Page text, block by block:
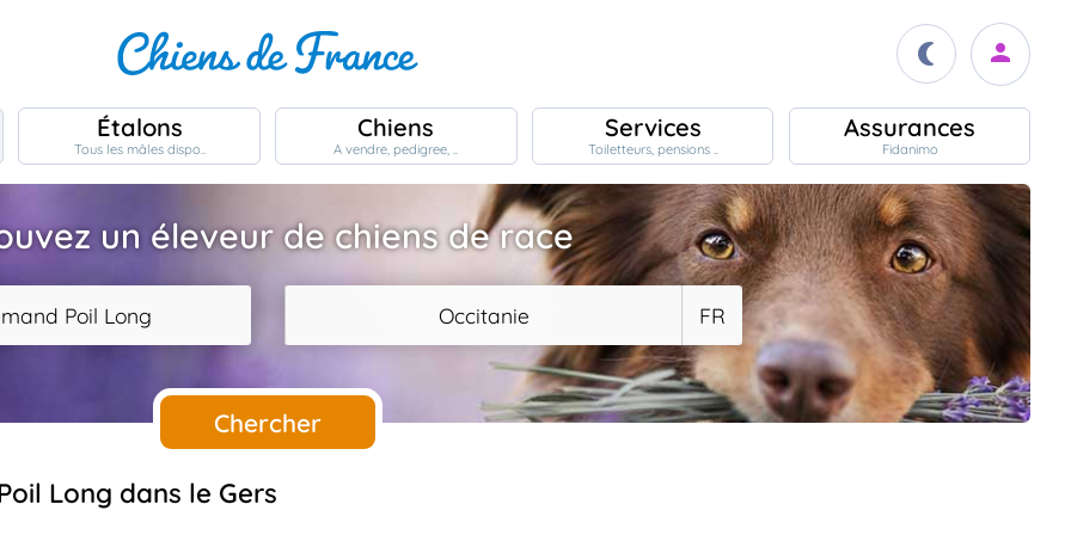
Étalons
Tous les mâles dispo..
Chiens
A vendre, pedigree, ..
Services
Toiletteurs, pensions ..
Assurances
Fidanimo
un éleveur de chiens de race
Poil Long Occitanie FR
Chercher
Long dans le Gers